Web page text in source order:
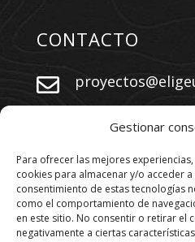
Gestionar
Para ofrecer las mejores
cookies para almacenar y/o acceder
consentimiento de estas tecnologías
como el comportamiento de
en este sitio. No consentir o retirar el
negativamente a ciertas
CONTACTO

+34 609 730 569
SÍGUENOS